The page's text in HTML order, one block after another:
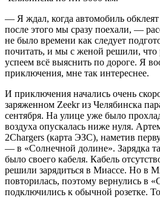
— Я ждал, когда автомобиль
после этого мы сразу поехали, —
не было времени как следует
почитать, и мы с женой решили, что
успеем всё выяснить по дороге. Я
приключения, мне так интереснее.
И приключения начались очень
заряженном Zeekr из Челябинска
сентября. На улице уже было
воздуха опускалась ниже нуля.
2Chargers (карта ЭЗС), наметив
— в «Солнечной долине». Зарядка
было своего кабеля. Кабель
решили зарядиться в Миассе. Но в
повторилась, поэтому вернулись в
подключились к обычной розетке.